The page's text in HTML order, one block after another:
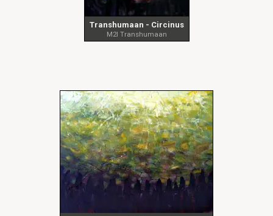
Transhumaan - Circinus
M2I Transhumaan